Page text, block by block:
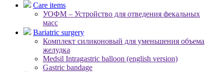
Care items
УОФМ – Устройство для отведения фекальных
масс
Bariatric surgery
Комплект силиконовый для уменьшения объема
желудка
Medsil Intragastric balloon (english version)
Gastric bandage